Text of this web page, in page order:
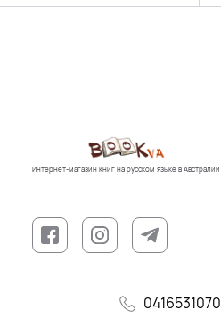
Интернет-магазин книг на русском языке в Австралии
0416531070